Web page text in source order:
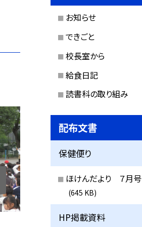
お知らせ
できごと
校長室から
給食日記
読書科の取り組み
配布文書
保健便り
ほけんだより ７月号
(645 KB)
HP掲載資料